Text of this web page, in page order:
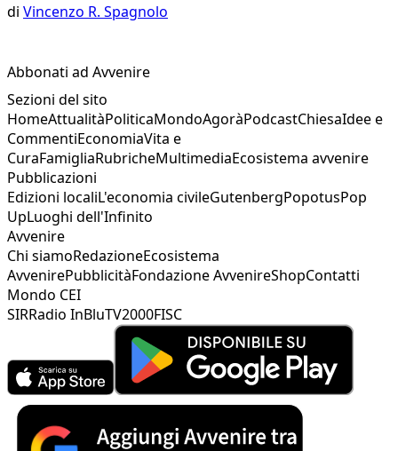
di Vincenzo R. Spagnolo
Abbonati ad Avvenire
Sezioni del sito
HomeAttualitàPoliticaMondoAgoràPodcastChiesaIdee e
CommentiEconomiaVita e
CuraFamigliaRubricheMultimediaEcosistema avvenire
Pubblicazioni
Edizioni localiL'economia civileGutenbergPopotusPop
UpLuoghi dell'Infinito
Avvenire
Chi siamoRedazioneEcosistema
AvvenirePubblicitàFondazione AvvenireShopContatti
Mondo CEI
SIRRadio InBluTV2000FISC